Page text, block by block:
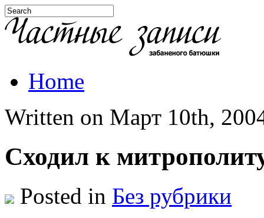
Home
Written on Март 10th,
Сходил к
Posted in Без рубрики